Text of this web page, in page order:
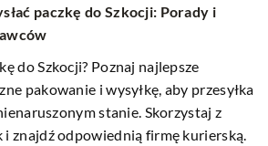
paczkę do Szkocji: Porady i
do Szkocji? Poznaj najlepsze
pakowanie i wysyłkę, aby przesyłka
stanie. Skorzystaj z
i znajdź odpowiednią firmę kurierską.